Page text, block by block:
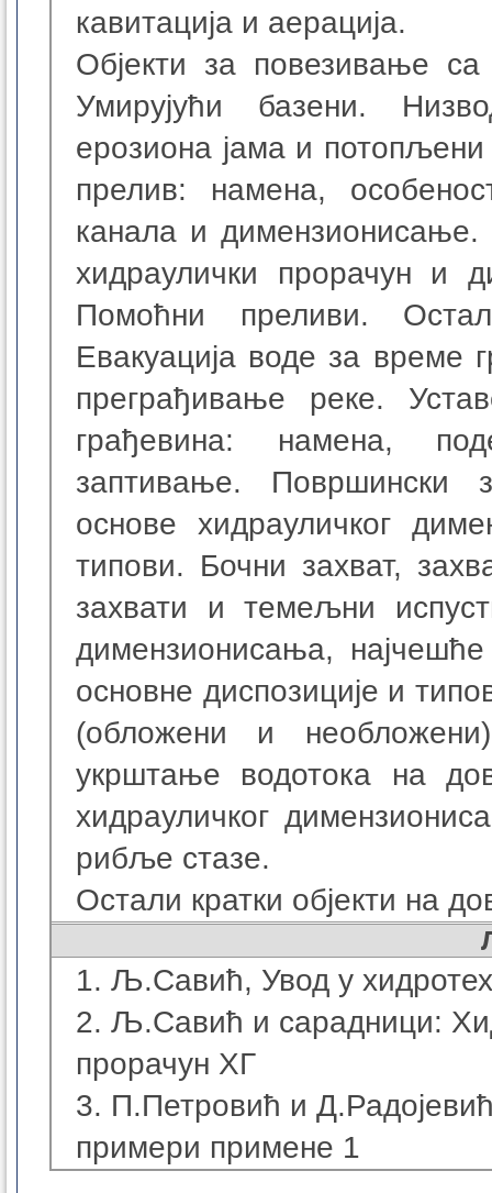
кавитација и аерација.
Објекти за повезивање
Умирујући базени.
ерозиона јама и
прелив: намена,
канала и
хидраулички прорачун и
Помоћни преливи.
Евакуација воде за време
преграђивање реке.
грађевина: намена,
заптивање. Површински
основе хидрауличког
типови. Бочни захват,
захвати и темељни
димензионисања,
основне диспозиције и
(обложени и
укрштање водотока на
хидрауличког
рибље стазе.
Остали кратки објекти на
1. Љ.Савић, Увод у
2. Љ.Савић и сарадници:
прорачун ХГ
3. П.Петровић и
примери примене 1